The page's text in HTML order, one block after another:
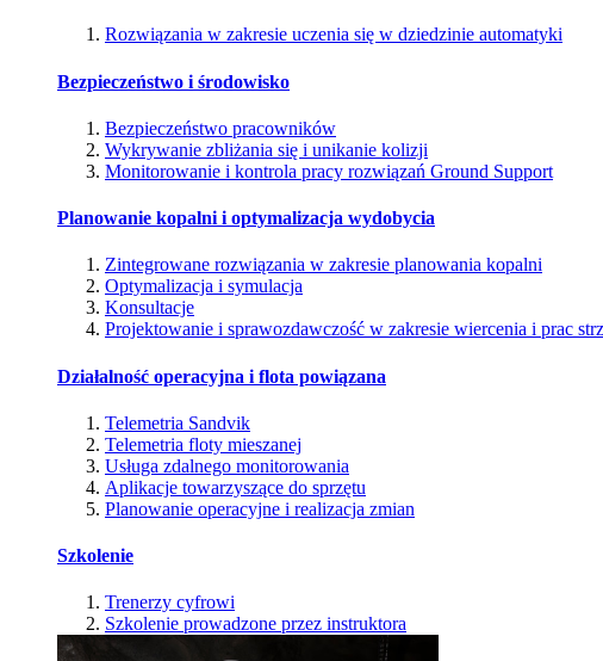
Rozwiązania w zakresie uczenia się w dziedzinie automatyki
Bezpieczeństwo i środowisko
Bezpieczeństwo pracowników
Wykrywanie zbliżania się i unikanie kolizji
Monitorowanie i kontrola pracy rozwiązań Ground Support
Planowanie kopalni i optymalizacja wydobycia
Zintegrowane rozwiązania w zakresie planowania kopalni
Optymalizacja i symulacja
Konsultacje
Projektowanie i sprawozdawczość w zakresie wiercenia i prac
Działalność operacyjna i flota powiązana
Telemetria Sandvik
Telemetria floty mieszanej
Usługa zdalnego monitorowania
Aplikacje towarzyszące do sprzętu
Planowanie operacyjne i realizacja zmian
Szkolenie
Trenerzy cyfrowi
Szkolenie prowadzone przez instruktora